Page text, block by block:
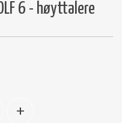
6 - høyttalere
+